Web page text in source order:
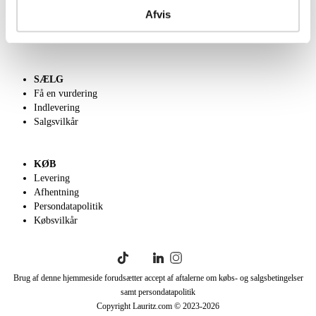
Afvis
SÆLG
Få en vurdering
Indlevering
Salgsvilkår
KØB
Levering
Afhentning
Persondatapolitik
Købsvilkår
Brug af denne hjemmeside forudsætter accept af aftalerne om købs- og salgsbetingelser
samt persondatapolitik
Copyright Lauritz.com © 2023-2026